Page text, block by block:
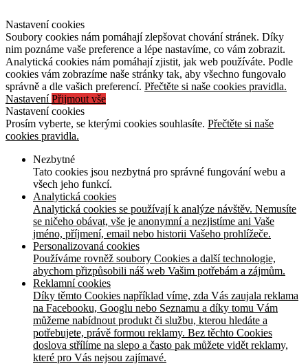
Nastavení cookies
Soubory cookies nám pomáhají zlepšovat chování stránek. Díky
nim poznáme vaše preference a lépe nastavíme, co vám zobrazit.
Analytická cookies nám pomáhají zjistit, jak web používáte. Podle
cookies vám zobrazíme naše stránky tak, aby všechno fungovalo
správně a dle vašich preferencí. Přečtěte si naše cookies pravidla.
NastaveníPřijmout vše
Nastavení cookies
Prosím vyberte, se kterými cookies souhlasíte. Přečtěte si naše
cookies pravidla.
Nezbytné
Tato cookies jsou nezbytná pro správné fungování webu a
všech jeho funkcí.
Analytická cookies
Analytická cookies se používají k analýze návštěv. Nemusíte
se ničeho obávat, vše je anonymní a nezjistíme ani Vaše
jméno, příjmení, email nebo historii Vašeho prohlížeče.
Personalizovaná cookies
Používáme rovněž soubory Cookies a další technologie,
abychom přizpůsobili náš web Vašim potřebám a zájmům.
Reklamní cookies
Díky těmto Cookies například víme, zda Vás zaujala reklama
na Facebooku, Googlu nebo Seznamu a díky tomu Vám
můžeme nabídnout produkt či službu, kterou hledáte a
potřebujete, právě formou reklamy. Bez těchto Cookies
doslova střílíme na slepo a často pak můžete vidět reklamy,
které pro Vás nejsou zajímavé.